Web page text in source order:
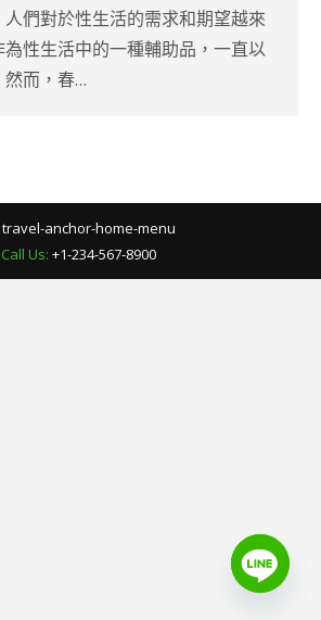
們對於性生活的需求和期望越來
性生活中的一種輔助品，一直以
然而，春…
travel-anchor-home-menu
Call Us: +1-234-567-8900